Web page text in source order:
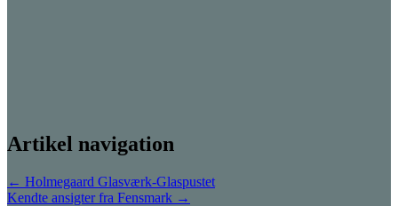
Artikel navigation
← Holmegaard Glasværk-Glaspustet
Kendte ansigter fra Fensmark →